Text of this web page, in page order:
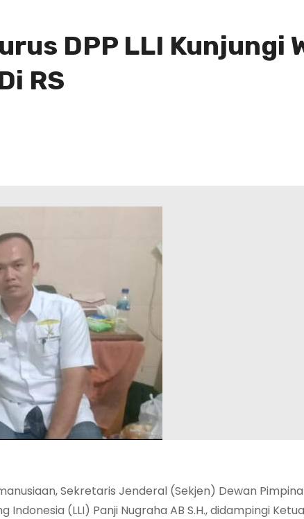
DPP LLI Kunjungi
RS
Sekretaris Jenderal (Sekjen) Dewan
(LLI) Panji Nugraha AB S.H., didampingi Ketua